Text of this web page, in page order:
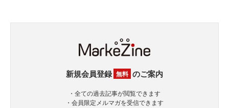
新規会員登録 無料 のご案内
・全ての過去記事が閲覧できます
・会員限定メルマガを受信できます